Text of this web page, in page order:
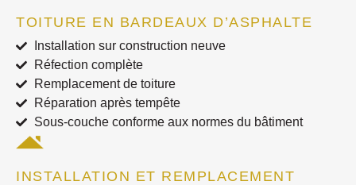
TOITURE EN BARDEAUX D’ASPHALTE
Installation sur construction neuve
Réfection complète
Remplacement de toiture
Réparation après tempête
Sous-couche conforme aux normes du bâtiment
INSTALLATION ET REMPLACEMENT